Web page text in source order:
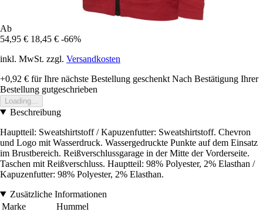
Ab
54,95 € 18,45 € -66%
inkl. MwSt. zzgl. Versandkosten
+0,92 € für Ihre nächste Bestellung geschenkt Nach Bestätigung Ihrer
Bestellung gutgeschrieben
Loading...
Beschreibung
Hauptteil: Sweatshirtstoff / Kapuzenfutter: Sweatshirtstoff. Chevron
und Logo mit Wasserdruck. Wassergedruckte Punkte auf dem Einsatz
im Brustbereich. Reißverschlussgarage in der Mitte der Vorderseite.
Taschen mit Reißverschluss. Hauptteil: 98% Polyester, 2% Elasthan /
Kapuzenfutter: 98% Polyester, 2% Elasthan.
Zusätzliche Informationen
Marke
Hummel